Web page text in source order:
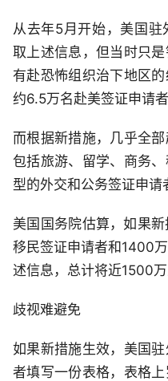
从去年5月开始，美国
取上述信息，但当时只
有赴恐怖组织治下地区
约6.5万名赴美签证申请者
而根据新措施，几乎全
包括旅游、留学、商务
型的外交和公务签证申请
美国国务院估算，如果
移民签证申请者和1400
述信息，总计将近1500万
歧视难避免
如果新措施生效，美国
者填写一份表格，表格